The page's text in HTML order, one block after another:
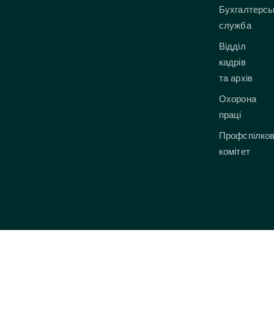
служба
Відділ
кадрів
та архів
Охорона
праці
комітет